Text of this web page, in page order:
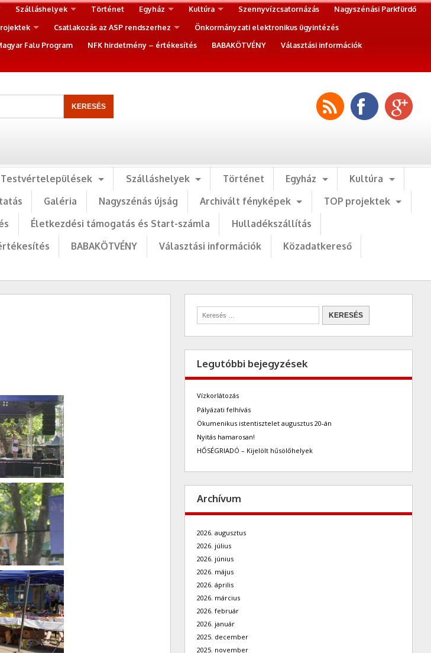
Szálláshelyek Történet Egyház Kultúra Szennyvízcsatornázás
Nagyszénási Parkfürdő
Csatlakozás az ASP rendszerhez
Önkormányzati elektronikus ügyintézés
Falu Program NFK hirdetmény – értékesítés BABAKÖTVÉNY
Választási információk
Testvértelepülések Szálláshelyek Történet Egyház
Kultúra
Galéria Nagyszénás újság Archivált fényképek
TOP projektek
Életkezdési támogatás és Start-számla
Hulladékszállítás
BABAKÖTVÉNY Választási információk
Közadatkereső
Legutóbbi bejegyzések
Vízkorlátozás
Pályázati felhívás
Ökumenikus istentisztelet augusztus 20-án
Nyitás hamarosan!
HŐSÉGRIADÓ – Kijelölt hűsölőhelyek
Archívum
2026. augusztus
2026. július
2026. június
2026. május
2026. április
2026. március
2026. február
2026. január
2025. december
2025. november